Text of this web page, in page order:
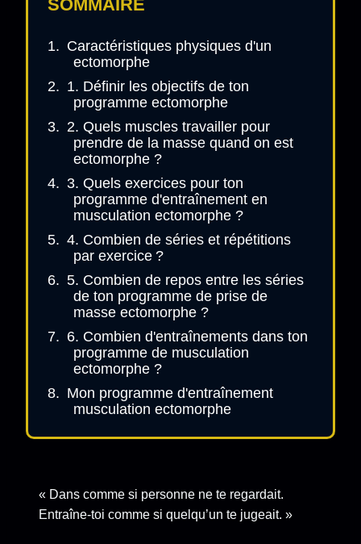
SOMMAIRE
Caractéristiques physiques d'un
ectomorphe
1. Définir les objectifs de ton
programme ectomorphe
2. Quels muscles travailler pour
prendre de la masse quand on est
ectomorphe ?
3. Quels exercices pour ton
programme d'entraînement en
musculation ectomorphe ?
4. Combien de séries et répétitions
par exercice ?
5. Combien de repos entre les séries
de ton programme de prise de
masse ectomorphe ?
6. Combien d'entraînements dans ton
programme de musculation
ectomorphe ?
Mon programme d'entraînement
musculation ectomorphe
« Dans comme si personne ne te regardait.
Entraîne-toi comme si quelqu’un te jugeait. »